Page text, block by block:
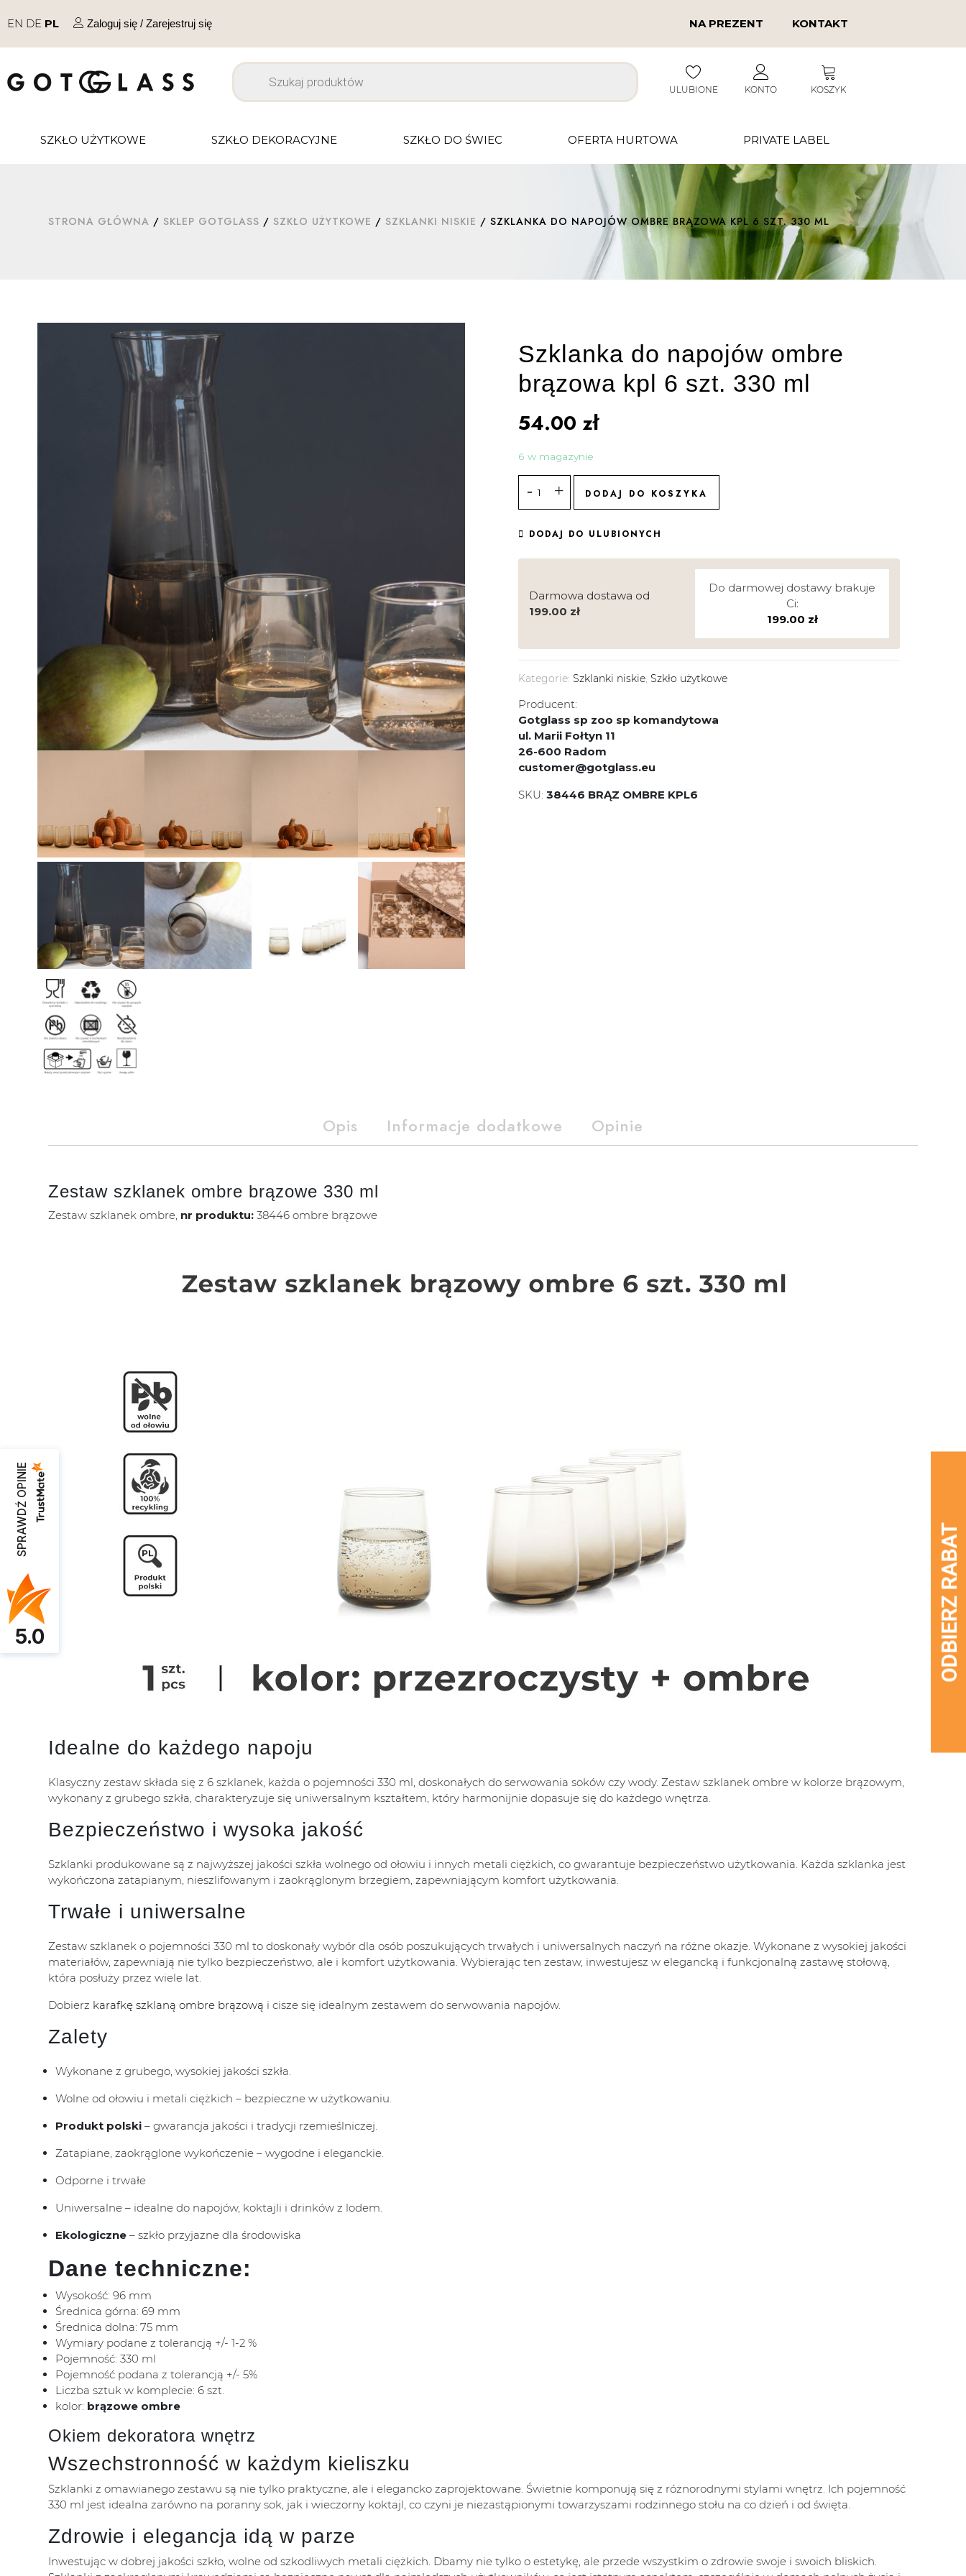
EN DE PL Zaloguj się / Zarejestruj się NA PREZENT KONTAKT
ULUBIONE KONTO KOSZYK
SZKŁO UŻYTKOWE SZKŁO DEKORACYJNE SZKŁO DO ŚWIEC OFERTA HURTOWA PRIVATE LABEL
STRONA GŁÓWNA / SKLEP GOTGLASS / SZKŁO UŻYTKOWE / SZKLANKI NISKIE / SZKLANKA DO NAPOJÓW OMBRE BRĄZOWA KPL 6 SZT. 330 ML
Szklanka do napojów ombre
brązowa kpl 6 szt. 330 ml
54.00 zł
6 w magazynie
DODAJ DO KOSZYKA
DODAJ DO ULUBIONYCH
Darmowa dostawa od
199.00 zł
Do darmowej dostawy brakuje
Ci:
199.00 zł
Kategorie:Szklanki niskie ,Szkło użytkowe
Producent:
Gotglass sp zoo sp komandytowa
ul. Marii Fołtyn 11
26-600 Radom
customer@gotglass.eu
SKU:38446 BRĄZ OMBRE KPL6
Opis Informacje dodatkowe Opinie
Zestaw szklanek ombre brązowe 330 ml
Zestaw szklanek ombre, nr produktu: 38446 ombre brązowe
Idealne do każdego napoju
Klasyczny zestaw składa się z 6 szklanek, każda o pojemności 330 ml, doskonałych do serwowania soków czy wody. Zestaw szklanek ombre w kolorze brązowym,
wykonany z grubego szkła, charakteryzuje się uniwersalnym kształtem, który harmonijnie dopasuje się do każdego wnętrza.
Bezpieczeństwo i wysoka jakość
Szklanki produkowane są z najwyższej jakości szkła wolnego od ołowiu i innych metali ciężkich, co gwarantuje bezpieczeństwo użytkowania. Każda szklanka jest
wykończona zatapianym, nieszlifowanym i zaokrąglonym brzegiem, zapewniającym komfort użytkowania.
Trwałe i uniwersalne
Zestaw szklanek o pojemności 330 ml to doskonały wybór dla osób poszukujących trwałych i uniwersalnych naczyń na różne okazje. Wykonane z wysokiej jakości
materiałów, zapewniają nie tylko bezpieczeństwo, ale i komfort użytkowania. Wybierając ten zestaw, inwestujesz w elegancką i funkcjonalną zastawę stołową,
która posłuży przez wiele lat.
Dobierz karafkę szklaną ombre brązową i cisze się idealnym zestawem do serwowania napojów.
Zalety
Wykonane z grubego, wysokiej jakości szkła.
Wolne od ołowiu i metali ciężkich – bezpieczne w użytkowaniu.
Produkt polski – gwarancja jakości i tradycji rzemieślniczej.
Zatapiane, zaokrąglone wykończenie – wygodne i eleganckie.
Odporne i trwałe
Uniwersalne – idealne do napojów, koktajli i drinków z lodem.
Ekologiczne – szkło przyjazne dla środowiska
Dane techniczne:
Wysokość: 96 mm
Średnica górna: 69 mm
Średnica dolna: 75 mm
Wymiary podane z tolerancją +/- 1-2 %
Pojemność: 330 ml
Pojemność podana z tolerancją +/- 5%
Liczba sztuk w komplecie: 6 szt.
kolor: brązowe ombre
Okiem dekoratora wnętrz
Wszechstronność w każdym kieliszku
Szklanki z omawianego zestawu są nie tylko praktyczne, ale i elegancko zaprojektowane. Świetnie komponują się z różnorodnymi stylami wnętrz. Ich pojemność
330 ml jest idealna zarówno na poranny sok, jak i wieczorny koktajl, co czyni je niezastąpionymi towarzyszami rodzinnego stołu na co dzień i od święta.
Zdrowie i elegancja idą w parze
Inwestując w dobrej jakości szkło, wolne od szkodliwych metali ciężkich. Dbamy nie tylko o estetykę, ale przede wszystkim o zdrowie swoje i swoich bliskich.
SPRAWDŹ OPINIE
5.0